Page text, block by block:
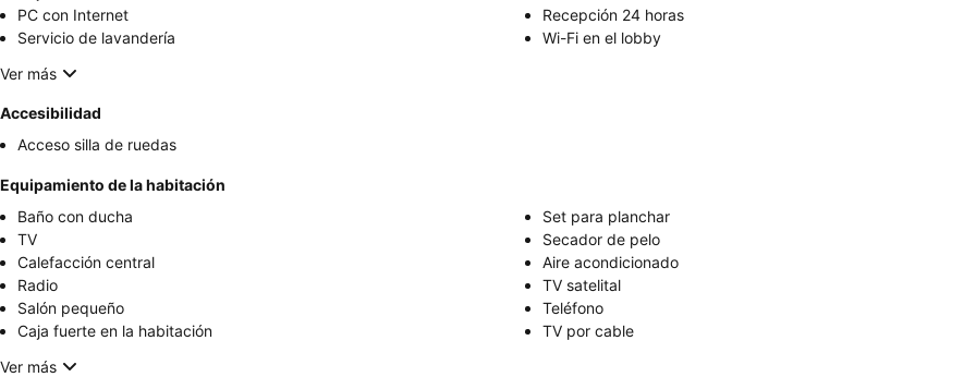
PC con Internet
Recepción 24 horas
Servicio de lavandería
Wi-Fi en el lobby
Ver más
Accesibilidad
Acceso silla de ruedas
Equipamiento de la habitación
Baño con ducha
Set para planchar
TV
Secador de pelo
Calefacción central
Aire acondicionado
Radio
TV satelital
Salón pequeño
Teléfono
Caja fuerte en la habitación
TV por cable
Ver más